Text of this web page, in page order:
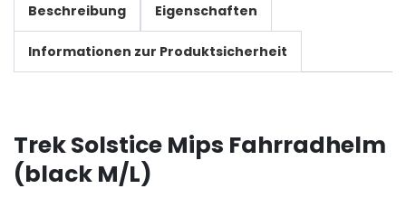
Beschreibung Eigenschaften
Informationen zur Produktsicherheit
Trek Solstice Mips Fahrradhelm
(black M/L)